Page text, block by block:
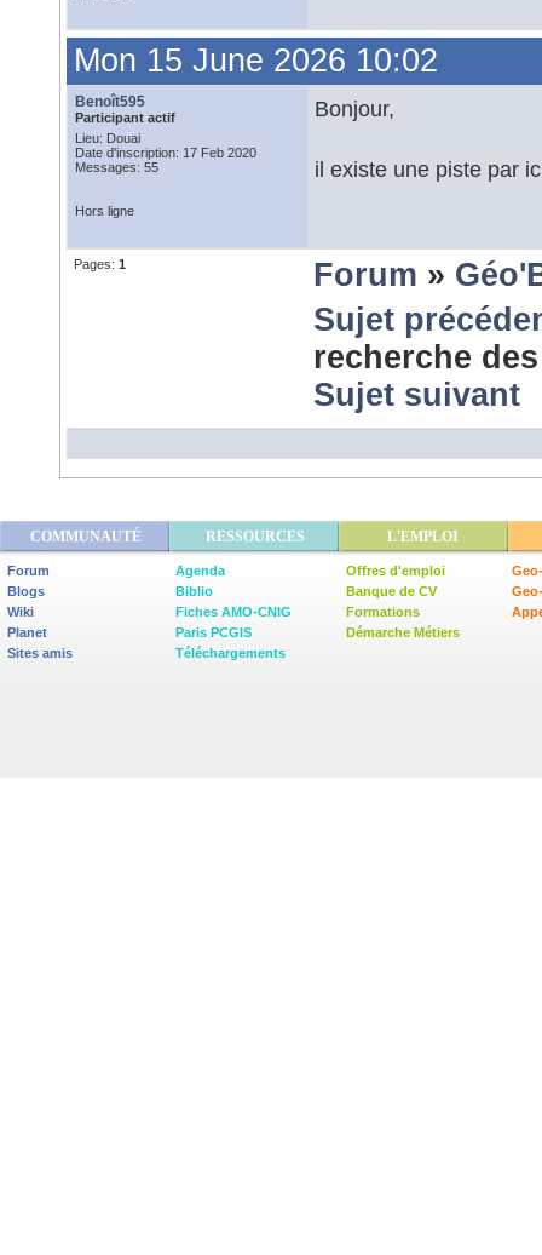
Mon 15 June 2026 10:02
Benoît595
Participant actif
Lieu: Douai
Date d'inscription: 17 Feb 2020
Messages: 55
Bonjour,
il existe une piste par
Hors ligne
Pages: 1 Forum »
Sujet
recherche
Sujet suivant
COMMUNAUTÉ RESSOURCES L'EMPLOI
Forum
Blogs
Wiki
Planet
Sites amis
Agenda
Biblio
Fiches AMO-CNIG
Paris PCGIS
Téléchargements
Offres d'emploi
Banque de CV
Formations
Démarche Métiers